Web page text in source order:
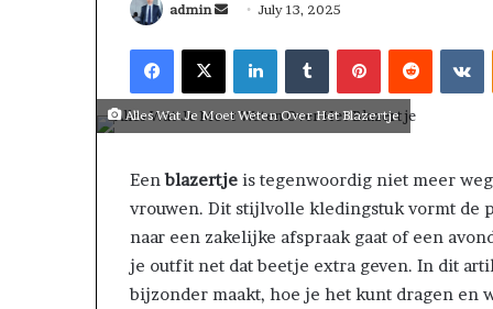
admin July 13, 2025
Alles Wat Je Moet Weten Over Het Blazertje
Eenblazertje is tegenwoordig niet meer
vrouwen. Dit stijlvolle kledingstuk vormt de
naar een zakelijke afspraak gaat of een
je outfit net dat beetje extra geven. In dit
bijzonder maakt, hoe je het kunt dragen en
March 26, 2026